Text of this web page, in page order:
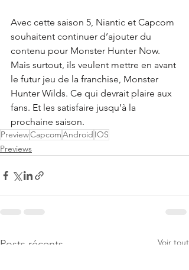
Avec cette saison 5, Niantic et Capcom
souhaitent continuer d’ajouter du
contenu pour Monster Hunter Now.
Mais surtout, ils veulent mettre en avant
le futur jeu de la franchise, Monster
Hunter Wilds. Ce qui devrait plaire aux
fans. Et les satisfaire jusqu’à la
prochaine saison.
PreviewCapcomAndroid IOS
Previews
Posts récents Voir tout